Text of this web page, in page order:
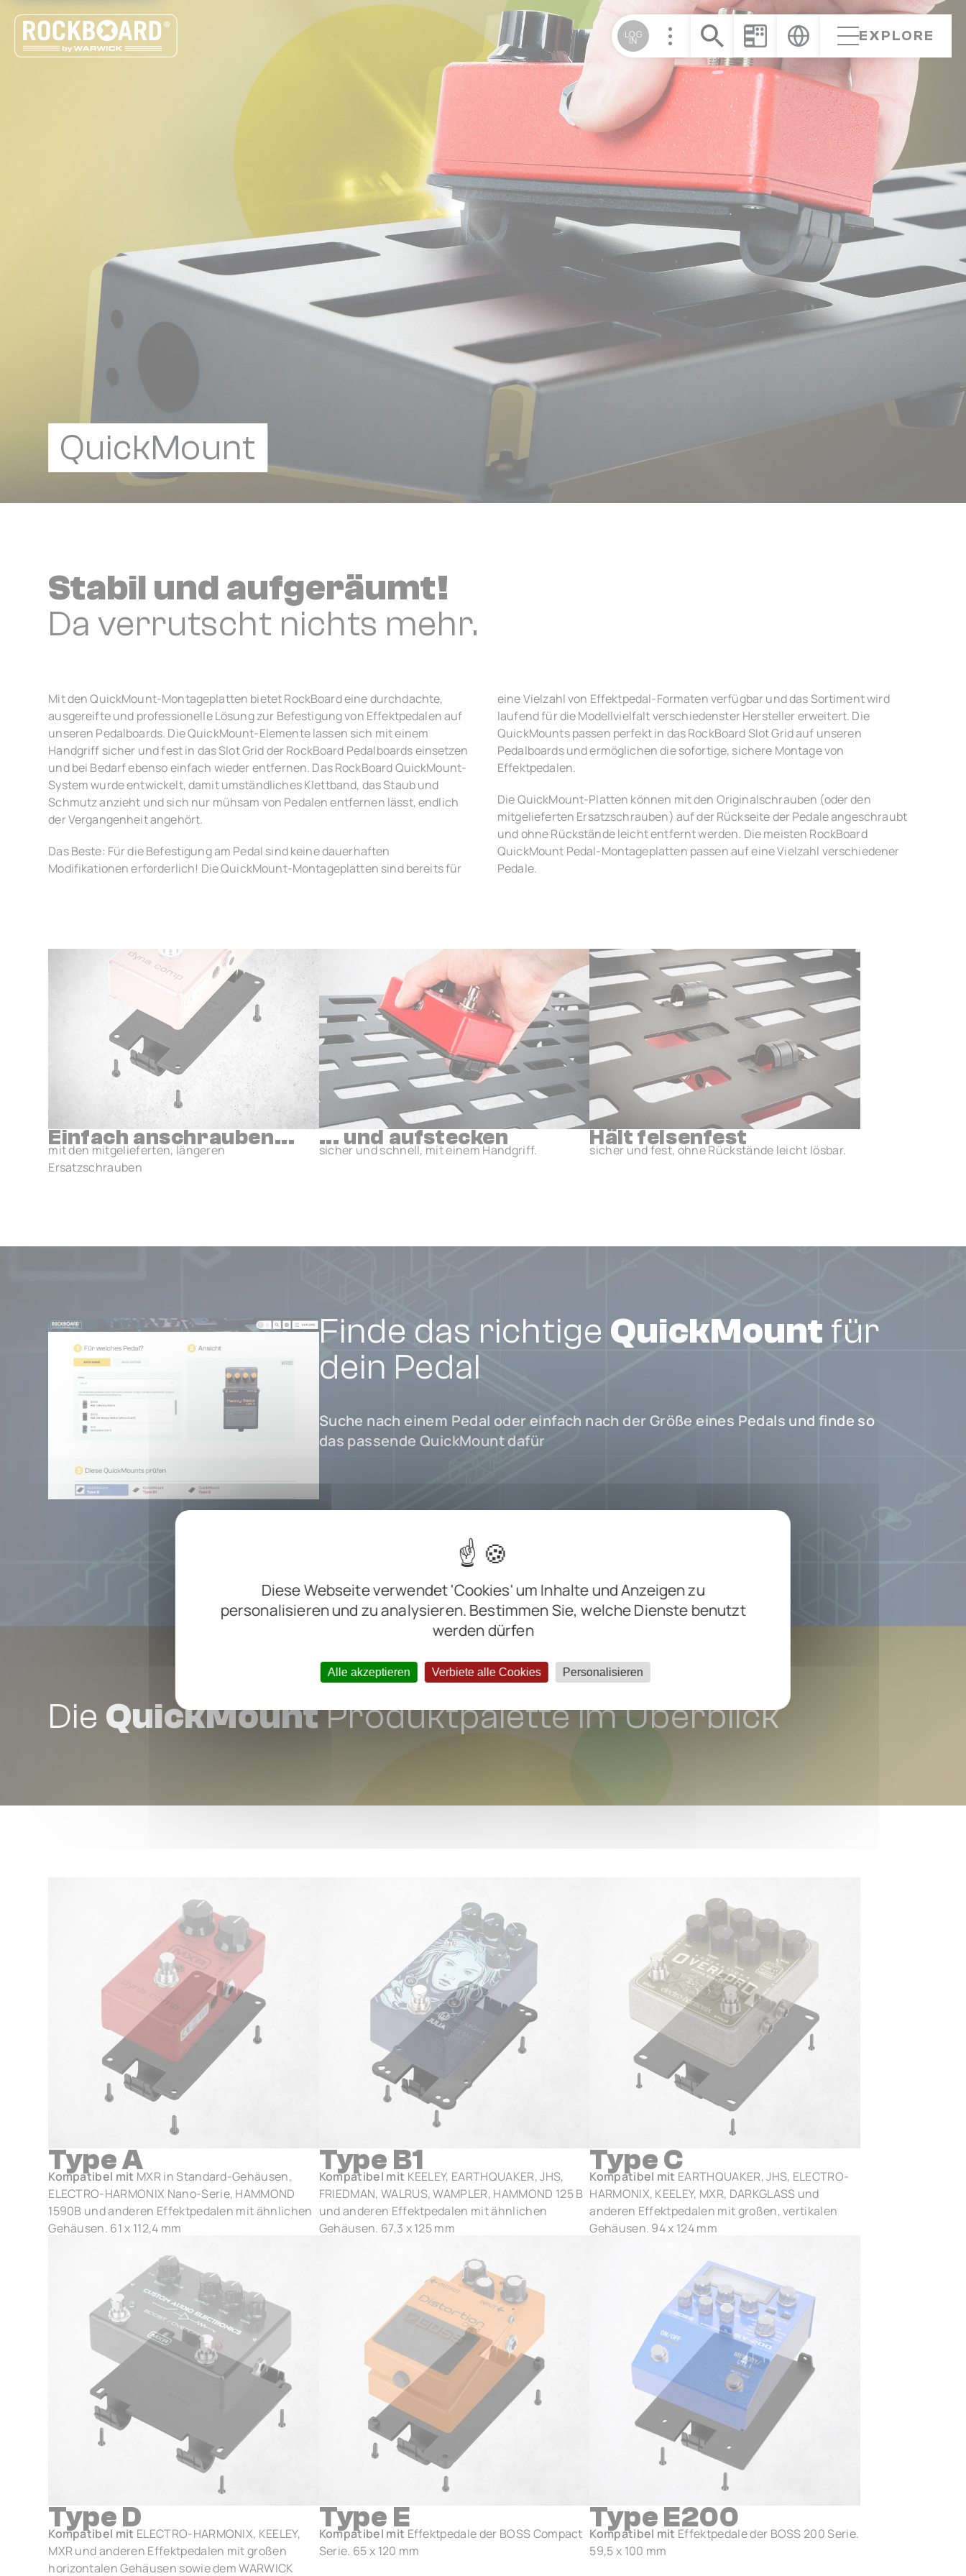
Diese Webseite verwendet 'Cookies' um Inhalte und Anzeigen zu
personalisieren und zu analysieren. Bestimmen Sie, welche Dienste benutzt
werden dürfen
Alle akzeptieren Verbiete alle Cookies Personalisieren
LOG
IN EXPLORE
QuickMount
Stabil und aufgeräumt!
Da verrutscht nichts mehr.
Mit den QuickMount-Montageplatten bietet RockBoard eine durchdachte,
ausgereifte und professionelle Lösung zur Befestigung von Effektpedalen auf
unseren Pedalboards. Die QuickMount-Elemente lassen sich mit einem
Handgriff sicher und fest in das Slot Grid der RockBoard Pedalboards einsetzen
und bei Bedarf ebenso einfach wieder entfernen. Das RockBoard QuickMount-
System wurde entwickelt, damit umständliches Klettband, das Staub und
Schmutz anzieht und sich nur mühsam von Pedalen entfernen lässt, endlich
der Vergangenheit angehört.
Das Beste: Für die Befestigung am Pedal sind keine dauerhaften
Modifikationen erforderlich! Die QuickMount-Montageplatten sind bereits für
eine Vielzahl von Effektpedal-Formaten verfügbar und das Sortiment wird
laufend für die Modellvielfalt verschiedenster Hersteller erweitert. Die
QuickMounts passen perfekt in das RockBoard Slot Grid auf unseren
Pedalboards und ermöglichen die sofortige, sichere Montage von
Effektpedalen.
Die QuickMount-Platten können mit den Originalschrauben (oder den
mitgelieferten Ersatzschrauben) auf der Rückseite der Pedale angeschraubt
und ohne Rückstände leicht entfernt werden. Die meisten RockBoard
QuickMount Pedal-Montageplatten passen auf eine Vielzahl verschiedener
Pedale.
Einfach anschrauben...
mit den mitgelieferten, längeren
Ersatzschrauben
... und aufstecken
sicher und schnell, mit einem Handgriff. Hält felsenfest
sicher und fest, ohne Rückstände leicht lösbar.
Finde das richtige QuickMount für
dein Pedal
Suche nach einem Pedal oder einfach nach der Größe eines Pedals und finde so
das passende QuickMount dafür
Die QuickMountProduktpalette im Überblick
Type A
Kompatibel mit MXR in Standard-Gehäusen,
ELECTRO-HARMONIX Nano-Serie, HAMMOND
1590B und anderen Effektpedalen mit ähnlichen
Gehäusen. 61 x 112,4 mm
Type B1
Kompatibel mit KEELEY, EARTHQUAKER, JHS,
FRIEDMAN, WALRUS, WAMPLER, HAMMOND 125 B
und anderen Effektpedalen mit ähnlichen
Gehäusen. 67,3 x 125 mm
Type C
Kompatibel mit EARTHQUAKER, JHS, ELECTRO-
HARMONIX, KEELEY, MXR, DARKGLASS und
anderen Effektpedalen mit großen, vertikalen
Gehäusen. 94 x 124 mm
Type D
Kompatibel mit ELECTRO-HARMONIX, KEELEY,
MXR und anderen Effektpedalen mit großen
horizontalen Gehäusen sowie dem WARWICK
Type E
Kompatibel mit Effektpedale der BOSS Compact
Serie. 65 x 120 mm
Type E200
Kompatibel mit Effektpedale der BOSS 200 Serie.
59,5 x 100 mm